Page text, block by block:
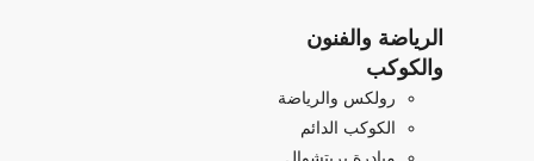
الرياضة والفنون
والكوكب
رولكس والرياضة
الكوكب الدائم